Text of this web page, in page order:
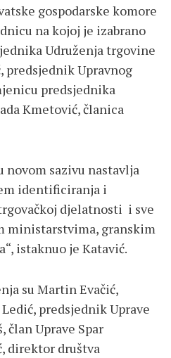
gospodarske komore
na kojoj je izabrano
Udruženja trgovine
predsjednik Upravnog
predsjednika
Kmetović, članica
novom sazivu nastavlja
identificiranja i
djelatnosti i sve
ministarstvima, granskim
istaknuo je Katavić.
su Martin Evačić,
predsjednik Uprave
član Uprave Spar
direktor društva